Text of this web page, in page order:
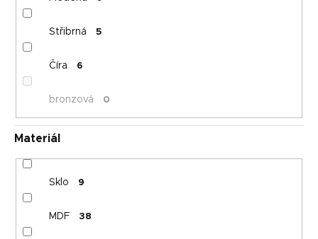
Střibrná 5
Číra 6
bronzová 0
Materiál
Sklo 9
MDF 38